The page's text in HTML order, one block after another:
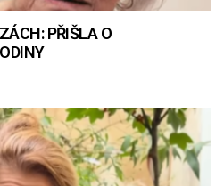
PŘIŠLA O